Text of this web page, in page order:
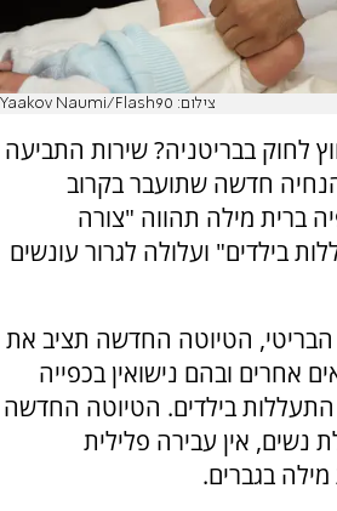
צילום: Yaakov Naumi/Flash90
לחוק בבריטניה? שירות התביעה
חדשה שתועבר בקרוב
ברית מילה תהווה "צורה
בילדים" ועלולה לגרור עונשים
הבריטי, הטיוטה החדשה תציב את
אחרים ובהם נישואין בכפייה
התעללות בילדים. הטיוטה החדשה
נשים, אין עבירה פלילית
בגברים.